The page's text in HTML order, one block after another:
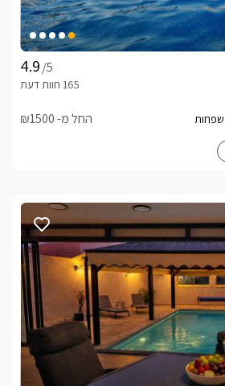
לינה + בקבוק יין משובח, שוקולדים, עוגיות, מיץ טבעי וערכת קפה/
תה.בנוסף, בחדר הרחצה לרשותכם חלוקי רחצה רכים, נעלי ספא,
מגבות רחצה איכותיות, מגבות פנים וידיים, מוצרי טואלטיקה: שמפו,
/5
החל מ- ₪1500